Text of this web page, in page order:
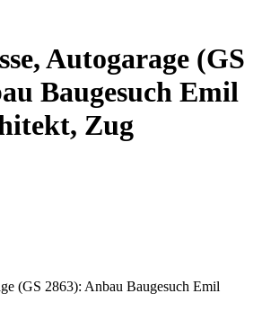
Autogarage (GS
Baugesuch Emil
Zug
(GS 2863): Anbau Baugesuch Emil